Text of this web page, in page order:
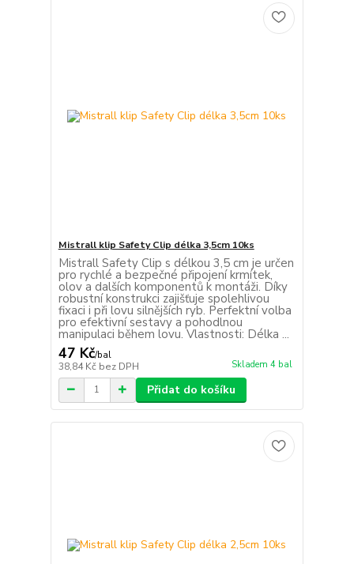
Mistrall klip Safety Clip délka 3,5cm 10ks
Mistrall Safety Clip s délkou 3,5 cm je určen
pro rychlé a bezpečné připojení krmítek,
olov a dalších komponentů k montáži. Díky
robustní konstrukci zajišťuje spolehlivou
fixaci i při lovu silnějších ryb. Perfektní volba
pro efektivní sestavy a pohodlnou
manipulaci během lovu. Vlastnosti: Délka ...
47 Kč/bal
38,84 Kč bez DPH Skladem 4 bal
Přidat do košíku